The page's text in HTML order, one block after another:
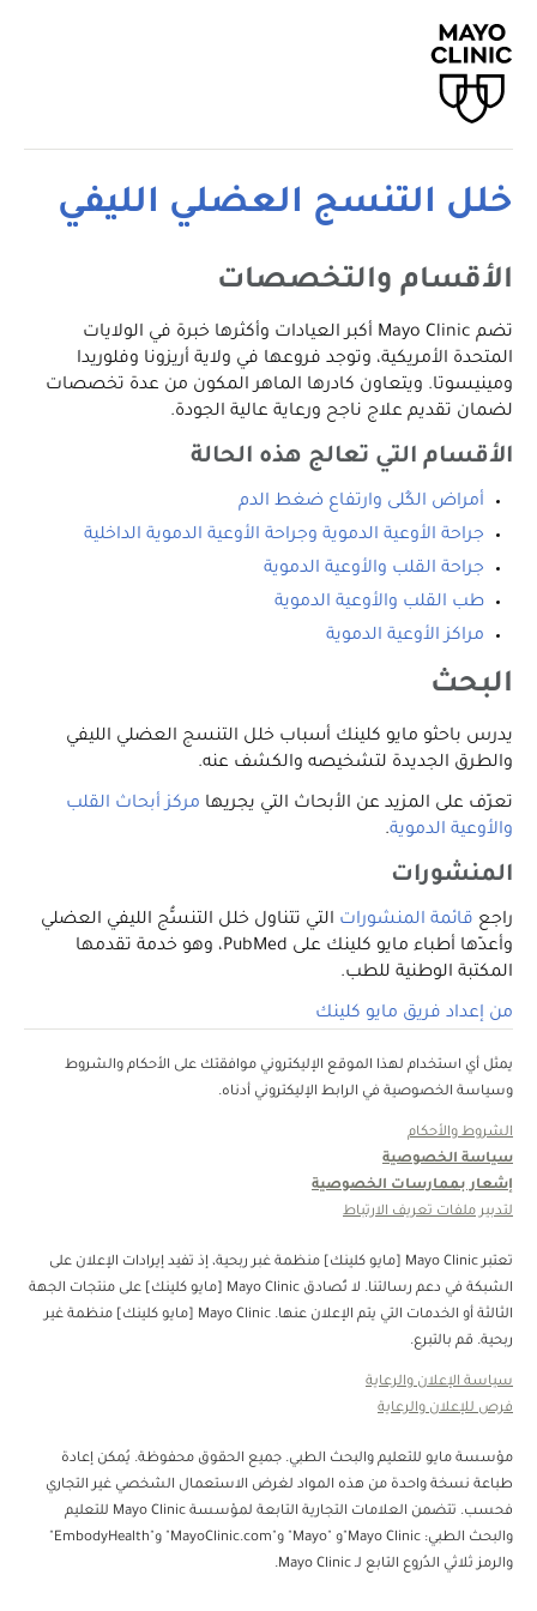
خلل التنسج العضلي الليفي
الأقسام والتخصصات
تضم Mayo Clinic أكبر العيادات وأكثرها خبرة في الولايات
المتحدة الأمريكية، وتوجد فروعها في ولاية أريزونا وفلوريدا
ومينيسوتا. ويتعاون كادرها الماهر المكون من عدة تخصصات
لضمان تقديم علاج ناجح ورعاية عالية الجودة.
الأقسام التي تعالج هذه الحالة
أمراض الكُلى وارتفاع ضغط الدم
جراحة الأوعية الدموية وجراحة الأوعية الدموية الداخلية
جراحة القلب والأوعية الدموية
طب القلب والأوعية الدموية
مراكز الأوعية الدموية
البحث
يدرس باحثو مايو كلينك أسباب خلل التنسج العضلي الليفي
والطرق الجديدة لتشخيصه والكشف عنه.
تعرّف على المزيد عن الأبحاث التي يجريها مركز أبحاث القلب
والأوعية الدموية.
المنشورات
راجع قائمة المنشورات التي تتناول خلل التنسُّج الليفي العضلي
وأعدّها أطباء مايو كلينك على PubMed، وهو خدمة تقدمها
المكتبة الوطنية للطب.
من إعداد فريق مايو كلينك
يمثل أي استخدام لهذا الموقع الإليكتروني موافقتك على الأحكام والشروط
وسياسة الخصوصية في الرابط الإليكتروني أدناه.
الشروط والأحكام
سياسة الخصوصية
إشعار بممارسات الخصوصية
لتدبير ملفات تعريف الارتباط
تعتبر Mayo Clinic [مايو كلينك] منظمة غبر ربحية، إذ تفيد إيرادات الإعلان على
الشبكة في دعم رسالتنا. لا تُصادق Mayo Clinic [مايو كلينك] على منتجات الجهة
الثالثة أو الخدمات التي يتم الإعلان عنها. Mayo Clinic [مايو كلينك] منظمة غير
ربحية. قم بالتبرع.
سياسة الإعلان والرعاية
فرص للإعلان والرعاية
مؤسسة مايو للتعليم والبحث الطبي. جميع الحقوق محفوظة. يُمكن إعادة
طباعة نسخة واحدة من هذه المواد لغرض الاستعمال الشخصي غير التجاري
فحسب. تتضمن العلامات التجارية التابعة لمؤسسة Mayo Clinic للتعليم
والبحث الطبي: Mayo Clinic"و "Mayo" و"MayoClinic.com" و"EmbodyHealth"
والرمز ثلاثي الدُروع التابع لـ Mayo Clinic.